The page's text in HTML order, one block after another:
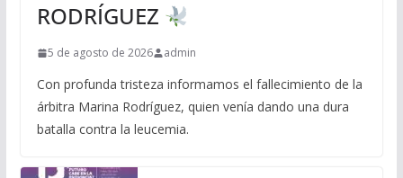
RODRÍGUEZ
5 de agosto de 2026 admin
Con profunda tristeza informamos el fallecimiento de la
árbitra Marina Rodríguez, quien venía dando una dura
batalla contra la leucemia.